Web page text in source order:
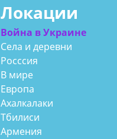
Локации
Война в Украине
Села и деревни
Росссия
В мире
Европа
Ахалкалаки
Тбилиси
Армения